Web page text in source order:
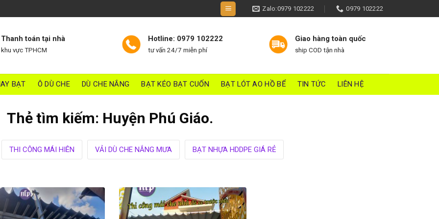
Zalo:0979 102222 0979 102222
Thanh toán tại nhà
khu vực TPHCM
Hotline: 0979 102222
tư vấn 24/7 miễn phí
Giao hàng toàn quốc
ship COD tận nhà
BẠT Ô DÙ CHE DÙ CHE NẮNG BẠT KÉO BẠT CUỐN BẠT LÓT AO HỒ BỂ TIN TỨC LIÊN HỆ
Thẻ tìm kiếm: Huyện Phú Giáo.
THI CÔNG MÁI HIÊN VẢI DÙ CHE NẮNG MƯA BẠT NHỰA HDDPE GIÁ RẺ